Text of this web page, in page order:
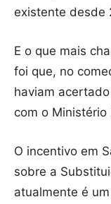
existente desde
E o que mais
foi que, no
haviam
com o
O incentivo em
sobre a
atualmente é